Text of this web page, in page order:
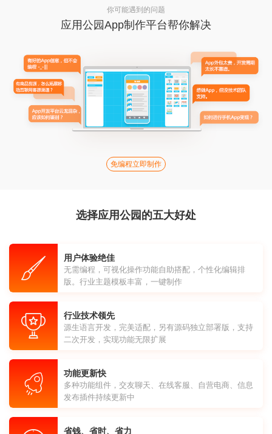
你可能遇到的问题
应用公园App制作平台帮你解决
免编程立即制作
选择应用公园的五大好处
用户体验绝佳
无需编程，可视化操作功能自助搭配，个性化编辑排
版。行业主题模板丰富，一键制作
行业技术领先
源生语言开发，完美适配，另有源码独立部署版，支持
二次开发，实现功能无限扩展
功能更新快
多种功能组件，交友聊天、在线客服、自营电商、信息
发布插件持续更新中
省钱、省时、省力